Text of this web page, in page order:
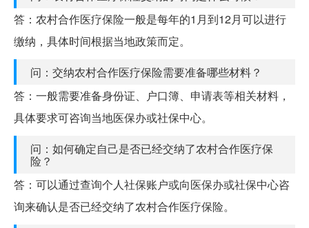
答：农村合作医疗保险一般是每年的1月到12月可以进行
缴纳，具体时间根据当地政策而定。
问：交纳农村合作医疗保险需要准备哪些材料？
答：一般需要准备身份证、户口簿、申请表等相关材料，
具体要求可咨询当地医保办或社保中心。
问：如何确定自己是否已经交纳了农村合作医疗保
险？
答：可以通过查询个人社保账户或向医保办或社保中心咨
询来确认是否已经交纳了农村合作医疗保险。